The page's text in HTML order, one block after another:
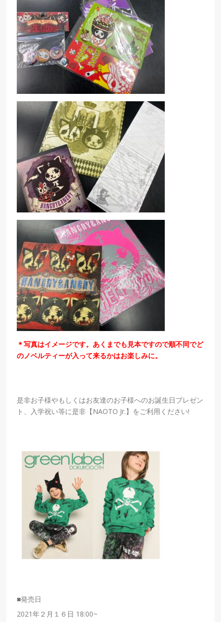
＊写真はイメージです。あくまでも見本ですので順不同でど
のノベルティーが入って来るかはお楽しみに。
是非お子様やもしくはお友達のお子様へのお誕生日プレゼン
ト、入学祝い等に是非【NAOTO Jr.】をご利用ください!
■発売日
2021年２月１６日 18:00~